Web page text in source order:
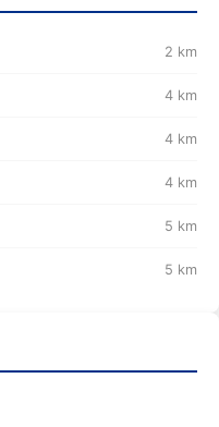
2 km
4 km
4 km
4 km
5 km
5 km